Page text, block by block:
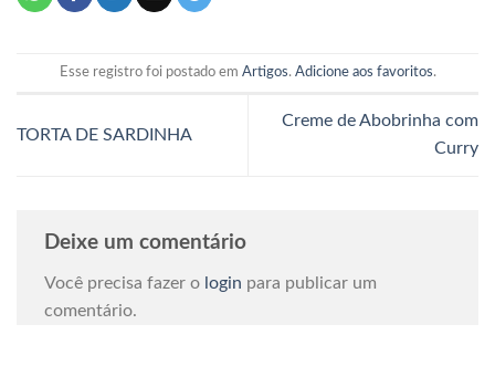
Esse registro foi postado em Artigos. Adicione aos favoritos.
TORTA DE SARDINHA
Creme de Abobrinha com
Curry
Deixe um comentário
Você precisa fazer o login para publicar um
comentário.